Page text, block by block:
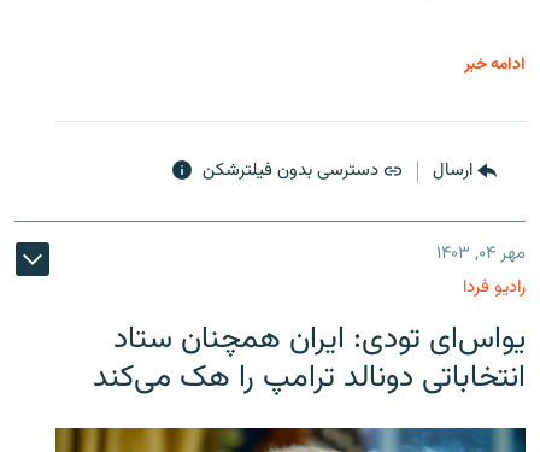
ادامه خبر
ارسال دسترسی بدون فیلترشکن
مهر ۰۴, ۱۴۰۳
رادیو فردا
یو‌اس‌ای تودی: ایران همچنان ستاد
انتخاباتی دونالد ترامپ را هک می‌کند